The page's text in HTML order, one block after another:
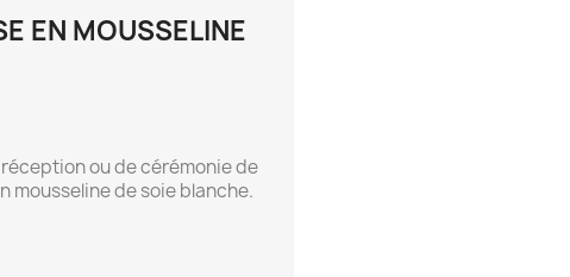
EN MOUSSELINE
ou de cérémonie de
mousseline de soie blanche.